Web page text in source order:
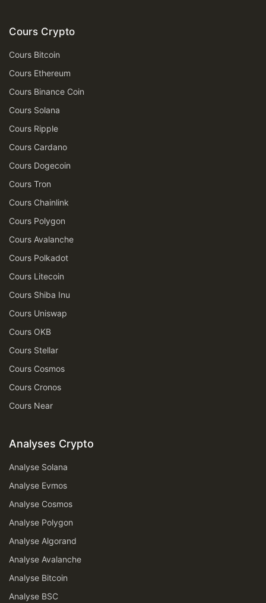
Cours Crypto
Cours Bitcoin
Cours Ethereum
Cours Binance Coin
Cours Solana
Cours Ripple
Cours Cardano
Cours Dogecoin
Cours Tron
Cours Chainlink
Cours Polygon
Cours Avalanche
Cours Polkadot
Cours Litecoin
Cours Shiba Inu
Cours Uniswap
Cours OKB
Cours Stellar
Cours Cosmos
Cours Cronos
Cours Near
Analyses Crypto
Analyse Solana
Analyse Evmos
Analyse Cosmos
Analyse Polygon
Analyse Algorand
Analyse Avalanche
Analyse Bitcoin
Analyse BSC